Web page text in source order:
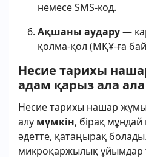
немесе SMS-код.
Ақшаны аудару—
қолма-қол (МҚҰ-ға
Несие тарихы
адам қарыз ала
Несие тарихы нашар
алу мүмкін, бірақ
әдетте, қатаңырақ
микроқаржылық ұйымдар